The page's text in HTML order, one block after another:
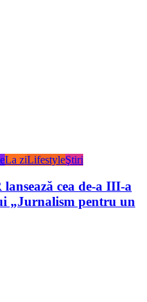
La ziLifestyleŞtiri
cea de-a III-a
„Jurnalism pentru un